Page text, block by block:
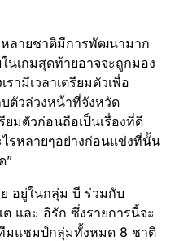
หลายชาติมีการพัฒนามาก
นเกมสุดท้ายอาจจะถูกมอง
ามีเวลาเตรียมตัวเพื่อ
บตัวล่วงหน้าที่จังหวัด
ยมตัวก่อนถือเป็นเรื่องที่ดี
ไรหลายๆอย่างก่อนแข่งที่นั้น
”
อยู่ในกลุ่ม บี ร่วมกับ
ต และ อิรัก ซึ่งรายการนี้จะ
มแชมป์กลุ่มทั้งหมด 8 ชาติ